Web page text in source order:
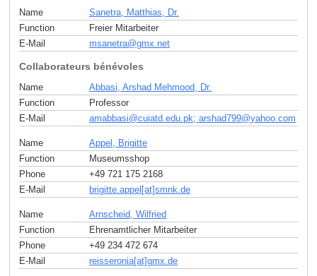
Name
Sanetra, Matthias, Dr.
Function
Freier Mitarbeiter
E-Mail
msanetra@gmx.net
Collaborateurs bénévoles
Name
Abbasi, Arshad Mehmood, Dr.
Function
Professor
E-Mail
amabbasi@cuiatd.edu.pk; arshad799@yahoo com
Name
Appel, Brigitte
Function
Museumsshop
Phone
+49 721 175 2168
E-Mail
brigitte.appel[at]smnk de
Name
Arnscheid, Wilfried
Function
Ehrenamtlicher Mitarbeiter
Phone
+49 234 472 674
E-Mail
reisseronia[at]gmx de